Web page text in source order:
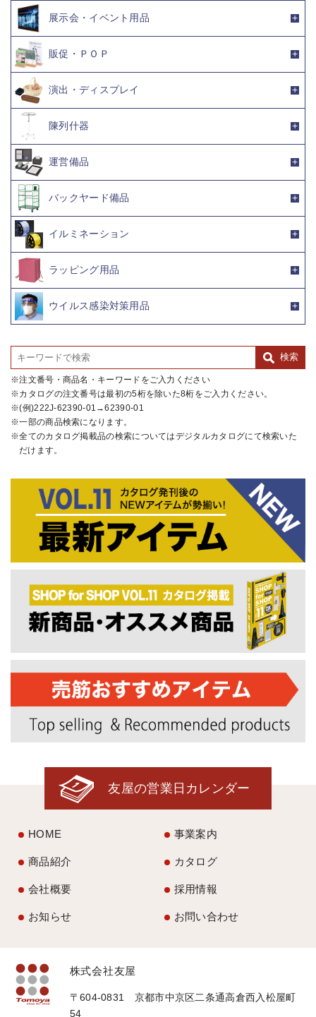
展示会・イベント用品
販促・ＰＯＰ
演出・ディスプレイ
陳列什器
運営備品
バックヤード備品
イルミネーション
ラッピング用品
ウイルス感染対策用品
注文番号・商品名・キーワードをご入力ください
カタログの注文番号は最初の5桁を除いた8桁をご入力ください。
(例)222J-62390-01→62390-01
一部の商品検索になります。
全てのカタログ掲載品の検索についてはデジタルカタログにて検索いた
だけます。
友屋の営業日カレンダー
HOME 事業案内
商品紹介 カタログ
会社概要 採用情報
お知らせ お問い合わせ
株式会社友屋
〒604-0831 京都市中京区二条通高倉西入松屋町
54